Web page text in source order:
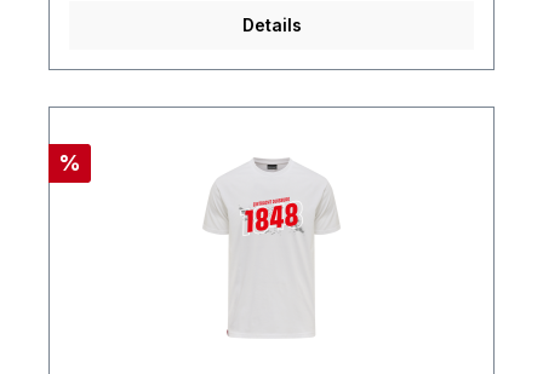
Details
%